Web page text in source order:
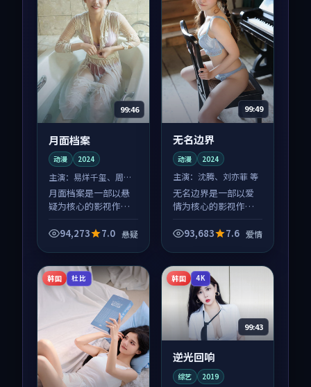
99:46
月面档案
动漫 2024
主演： 易烊千玺、周迅
等
月面档案是一部以悬
疑为核心的影视作
与人物成长展开，整
94,273 7.0 悬疑
99:49
无名边界
动漫 2024
主演： 沈腾、刘亦菲 等
无名边界是一部以爱
情为核心的影视作
与人物成长展开，整
93,683 7.6 爱情
韩国 杜比 韩国 4K
99:43
逆光回响
综艺 2019